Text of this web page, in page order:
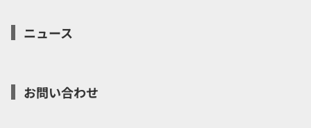
ニュース
お問い合わせ